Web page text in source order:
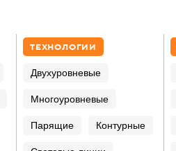
ТЕХНОЛОГИИ
Двухуровневые
Многоуровневые
Парящие Контурные